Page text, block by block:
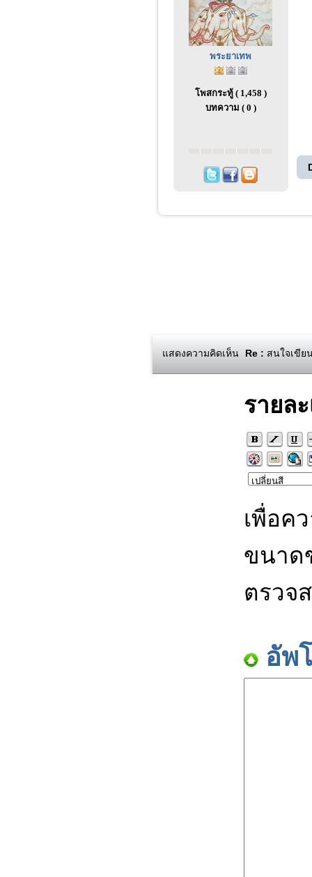
พระยาเทพ
โพสกระทู้ ( 1,458 )
บทความ ( 0 )
แสดงความคิดเห็น Re : สนใจเขีย
รายล
เพื่อค
ขนาด
ตรวจ
อัพ